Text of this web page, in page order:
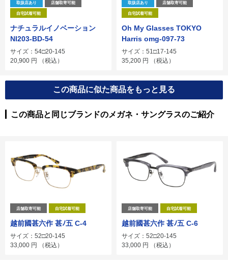
取扱店あり 店舗取寄可能
自宅試着可能
ナチュラルイノベーション
NI203-BD-54
サイズ：54□20-145
20,900 円 （税込）
取扱店あり 店舗取寄可能
自宅試着可能
Oh My Glasses TOKYO
Harris omg-097-73
サイズ：51□17-145
35,200 円 （税込）
この商品に似た商品をもっと見る
この商品と同じブランドのメガネ・サングラスのご紹介
店舗取寄可能 自宅試着可能
越前國甚六作 甚ﾉ五 C-4
サイズ：52□20-145
33,000 円 （税込）
店舗取寄可能 自宅試着可能
越前國甚六作 甚ﾉ五 C-6
サイズ：52□20-145
33,000 円 （税込）